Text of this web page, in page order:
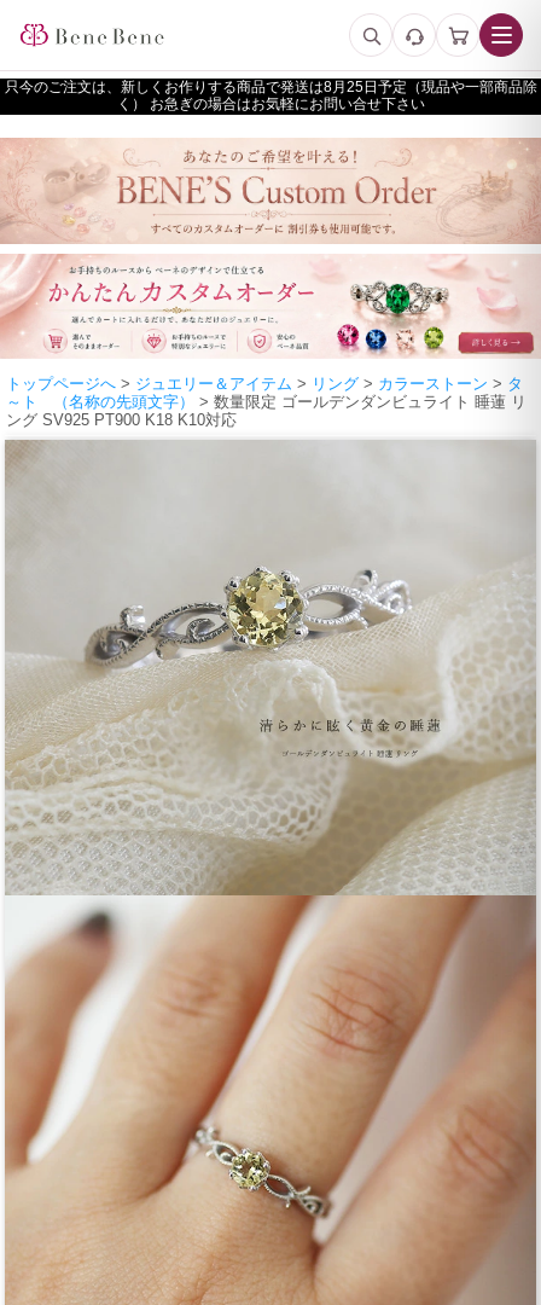
只今のご注文は、新しくお作りする商品で発送は
予定（現品や一部商品除
く） お急ぎの場合はお気軽にお問い合せ下さい
トップページへ > ジュエリー＆アイテム > リング > カラーストーン > タ
～ト （名称の先頭文字）
> 数量限定 ゴールデンダンビュライト 睡蓮 リ
ング SV925 PT900 K18 K10対応